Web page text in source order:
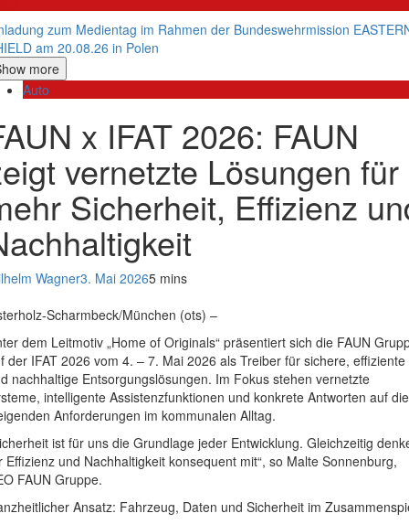
zum Medientag im Rahmen der Bundeswehrmission
am 20.08.26 in Polen
more
Auto
x IFAT 2026: FAUN
vernetzte Lösungen für
Sicherheit, Effizienz
Wagner3. Mai 20265 mins
Scharmbeck/München (ots) –
dem Leitmotiv „Home of Originals“ präsentiert sich die FAUN
der IFAT 2026 vom 4. – 7. Mai 2026 als Treiber für sichere, effiziente
nachhaltige Entsorgungslösungen. Im Fokus stehen vernetzte
intelligente Assistenzfunktionen und konkrete Antworten auf die
Anforderungen im kommunalen Alltag.
ist für uns die Grundlage jeder Entwicklung. Gleichzeitig
Effizienz und Nachhaltigkeit konsequent mit“, so Malte Sonnenburg,
FAUN Gruppe.
Ansatz: Fahrzeug, Daten und Sicherheit im